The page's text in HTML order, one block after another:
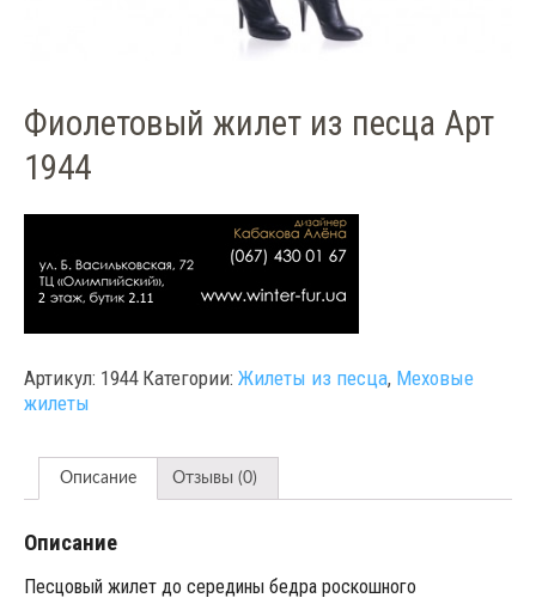
Фиолетовый жилет из песца Арт
1944
Артикул: 1944 Категории: Жилеты из песца, Меховые
жилеты
Описание Отзывы (0)
Описание
Песцовый жилет до середины бедра роскошного